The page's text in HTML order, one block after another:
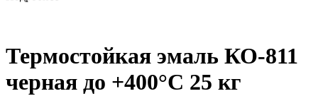
Термостойкая эмаль КО-811
черная до +400°C 25 кг